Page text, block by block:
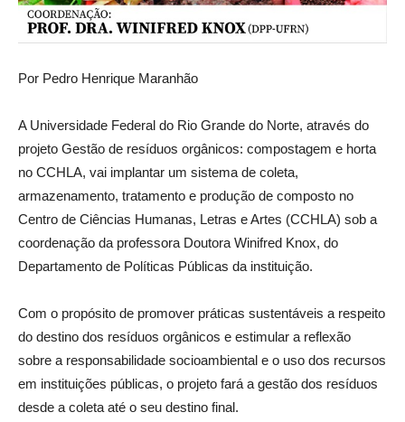
Por Pedro Henrique Maranhão
A Universidade Federal do Rio Grande do Norte, através do
projeto Gestão de resíduos orgânicos: compostagem e horta
no CCHLA, vai implantar um sistema de coleta,
armazenamento, tratamento e produção de composto no
Centro de Ciências Humanas, Letras e Artes (CCHLA) sob a
coordenação da professora Doutora Winifred Knox, do
Departamento de Políticas Públicas da instituição.
Com o propósito de promover práticas sustentáveis a respeito
do destino dos resíduos orgânicos e estimular a reflexão
sobre a responsabilidade socioambiental e o uso dos recursos
em instituições públicas, o projeto fará a gestão dos resíduos
desde a coleta até o seu destino final.